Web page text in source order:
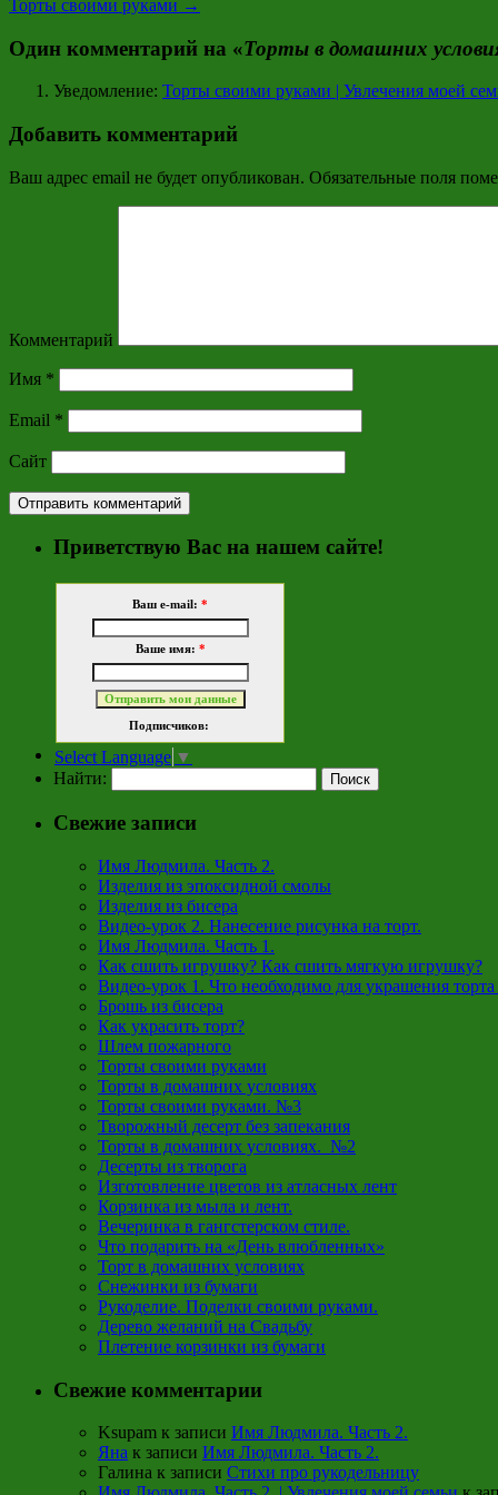
Торты своими руками →
Один комментарий на «Торты в домашних
Уведомление: Торты своими руками | Увлечения моей
Добавить комментарий
Ваш адрес email не будет опубликован. Обязательные поля
Комментарий
Имя *
Email *
Сайт
Приветствую Вас на нашем сайте!
Ваш e-mail: *
Ваше имя: *
Подписчиков:
Select Language ▼
Найти:
Свежие записи
Имя Людмила. Часть 2.
Изделия из эпоксидной смолы
Изделия из бисера
Видео-урок 2. Нанесение рисунка на торт.
Имя Людмила. Часть 1.
Как сшить игрушку? Как сшить мягкую игрушку?
Видео-урок 1. Что необходимо для украшения
Брошь из бисера
Как украсить торт?
Шлем пожарного
Торты своими руками
Торты в домашних условиях
Торты своими руками. №3
Творожный десерт без запекания
Торты в домашних условиях. №2
Десерты из творога
Изготовление цветов из атласных лент
Корзинка из мыла и лент.
Вечеринка в гангстерском стиле.
Что подарить на «День влюбленных»
Торт в домашних условиях
Снежинки из бумаги
Рукоделие. Поделки своими руками.
Дерево желаний на Свадьбу
Плетение корзинки из бумаги
Свежие комментарии
Ksupam к записи Имя Людмила. Часть 2.
Яна к записи Имя Людмила. Часть 2.
Галина к записи Стихи про рукодельницу